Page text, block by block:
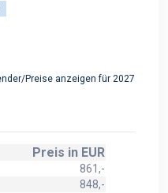
Preise anzeigen für 2027
Preis in EUR
861,-
848,-